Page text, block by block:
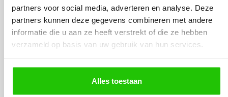
partners voor social media, adverteren en analyse. Deze
partners kunnen deze gegevens combineren met andere
informatie die u aan ze heeft verstrekt of die ze hebben
verzameld op basis van uw gebruik van hun services.
Alles toestaan
12,95
Incl. BTW
Meebestellen